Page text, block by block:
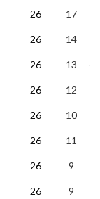
26 17
26 14
26 13
26 12
26 10
26 11
26 9
26 9